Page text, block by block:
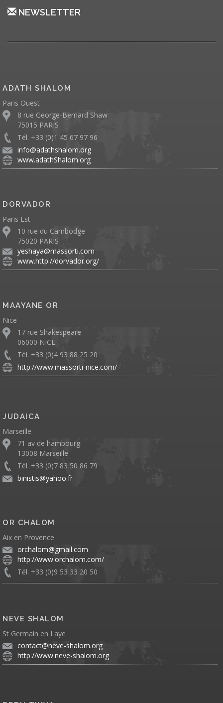
NEWSLETTER
ADATH SHALOM
Paris Ouest
8 rue George-Bernard Shaw
75015 PARIS
Tél. +33 (0)1 45 67 97 96
info@adathshalom.org
www.adathShalom.org
DORVADOR
Paris Est
10 rue du Cambodge
75020 PARIS
yeshaya@massorti.com
www.http://dorvador.org/
MAAYANE OR
Nice
17 rue Shakespeare
06000 NICE
Tél. +33 (0)4 93 88 25 20
http://www.massorti-nice.com/
JUDAICA
Marseille
71 av de hambourg
13008 Marseille
Tél. +33 (0)7 83 50 86 79
binistis@yahoo.fr
OR CHALOM
Aix en Provence
orchalom@gmail.com
http://www.orchalom.com/
Tél. +33 (0)9 53 33 20 50
NEVE SHALOM
St Germain en Laye
contact@neve-shalom.org
http://www.neve-shalom.org